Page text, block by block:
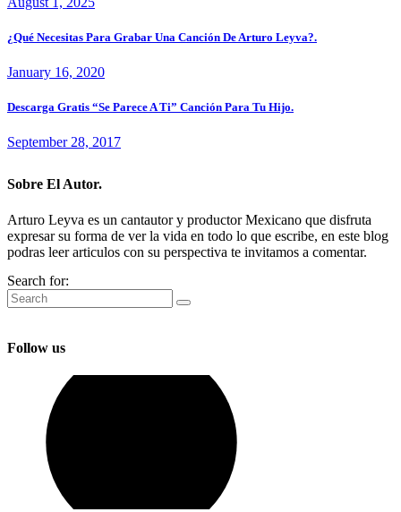
¿Qué Necesitas Para Grabar Una Canción De Arturo Leyva?.
January 16, 2020
Descarga Gratis “Se Parece A Ti” Canción Para Tu Hijo.
September 28, 2017
Sobre El Autor.
Arturo Leyva es un cantautor y productor Mexicano que disfruta
expresar su forma de ver la vida en todo lo que escribe, en este blog
podras leer articulos con su perspectiva te invitamos a comentar.
Search for:
Follow us